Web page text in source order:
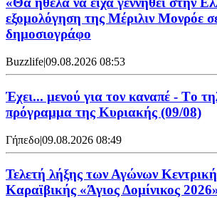
εξομολόγηση της Μέριλιν Μονρόε
δημοσιογράφο
Buzzlife|09.08.2026 08:53
Έχει... μενού για τον καναπέ - Tο
πρόγραμμα της Κυριακής (09/08)
Γήπεδο|09.08.2026 08:49
Τελετή λήξης των Αγώνων
Καραϊβικής «Άγιος Δομίνικος